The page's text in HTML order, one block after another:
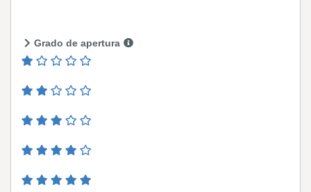
Grado de apertura